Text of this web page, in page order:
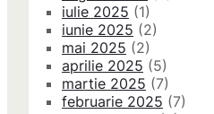
iulie 2025 (1)
iunie 2025 (2)
mai 2025 (2)
aprilie 2025 (5)
martie 2025 (7)
februarie 2025 (7)